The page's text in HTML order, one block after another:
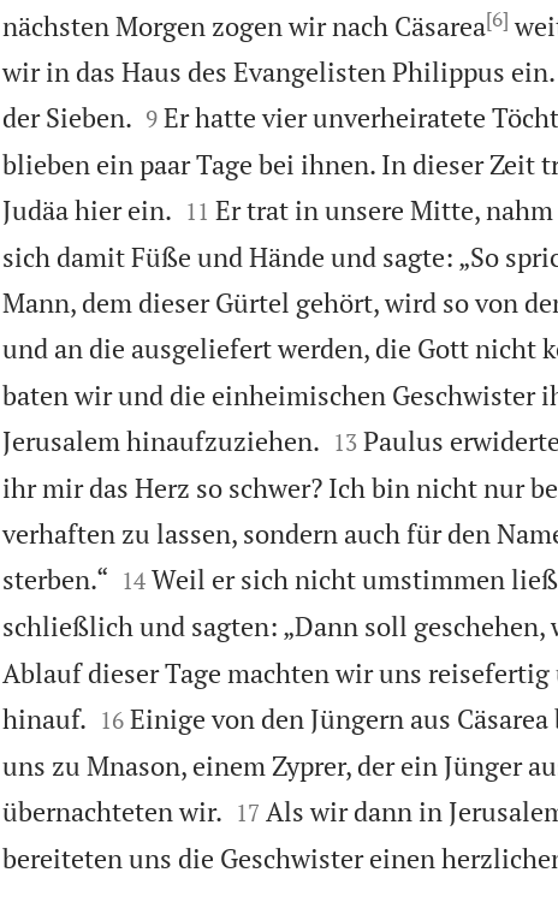
nächsten Morgen zogen wir nach Cäsarea[6]
wir in das Haus des Evangelisten Philippus
der Sieben.
9 Er hatte vier unverheiratete
blieben ein paar Tage bei ihnen. In dieser Zeit
Judäa hier ein.
11 Er trat in unsere Mitte,
sich damit Füße und Hände und sagte: „So
Mann, dem dieser Gürtel gehört, wird so von
und an die ausgeliefert werden, die Gott nicht
baten wir und die einheimischen Geschwister
Jerusalem hinaufzuziehen.
13 Paulus
ihr mir das Herz so schwer? Ich bin nicht nur
verhaften zu lassen, sondern auch für den
sterben.“
14 Weil er sich nicht umstimmen
schließlich und sagten: „Dann soll geschehen,
Ablauf dieser Tage machten wir uns reisefertig
hinauf.
16 Einige von den Jüngern aus
uns zu Mnason, einem Zyprer, der ein Jünger
übernachteten wir.
17 Als wir dann in
bereiteten uns die Geschwister einen